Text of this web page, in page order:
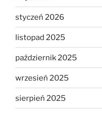
styczeń 2026
listopad 2025
październik 2025
wrzesień 2025
sierpień 2025